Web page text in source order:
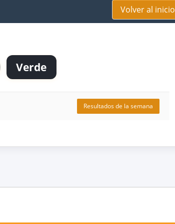
Volver al inicio
Verde
Resultados de la semana